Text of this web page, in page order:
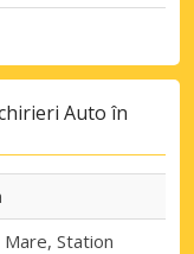
Auto în
Mare, Station